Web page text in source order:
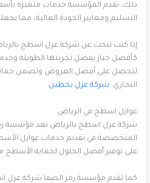
ذلك، تقدم المؤسسة خدمات متميزة
التسليم ومعايير الجودة العالية، مما
إذا كنت تبحث عن شركة عزل اسطح
كأفضل خيار بفضل تجربتها الطويلة
لتحصل على أفضل العروض وتضمن
التجاري. شركة عزل بحطين
عوازل اسطح في الرياض
شركة عزل اسطح بالرياض تعد مؤسسة
المتخصصة في تقديم خدمات عوازل
على توفير أفضل الحلول لحماية الأسطح
كما تقدم مؤسسة رمز الصفا شركة عزل